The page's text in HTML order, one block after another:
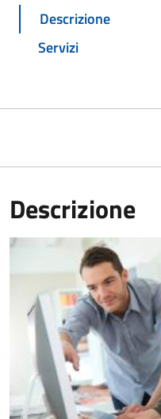
Descrizione
Servizi
Descrizione